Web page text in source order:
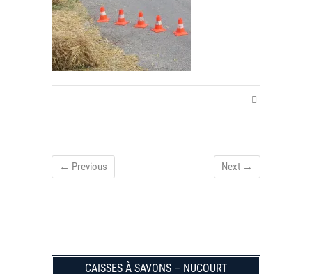
← Previous Next →
CAISSES À SAVONS – NUCOURT